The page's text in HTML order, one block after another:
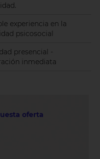
experiencia en la
psicosocial
presencial -
inmediata
oferta